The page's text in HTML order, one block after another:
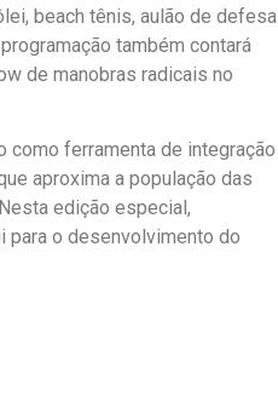
beach tênis, aulão de defesa
também contará
de manobras radicais no
como ferramenta de integração
aproxima a população das
edição especial,
para o desenvolvimento do